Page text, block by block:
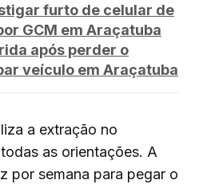
furto de celular de
GCM em Araçatuba
após perder o
veículo em Araçatuba
a extração no
as orientações. A
por semana para pegar o